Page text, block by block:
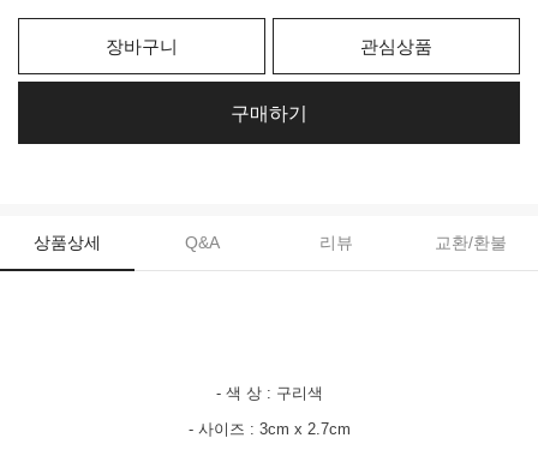
장바구니 관심상품
구매하기
상품상세 Q&A 리뷰 교환/환불
- 색 상 : 구리색
- 사이즈 : 3cm x 2.7cm